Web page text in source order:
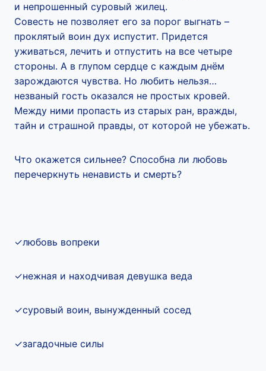
и непрошенный суровый жилец.
​​​​Совесть не позволяет его за порог выгнать –
проклятый воин дух испустит. Придется
уживаться, лечить и отпустить на все четыре
стороны. А в глупом сердце с каждым днём
зарождаются чувства. Но любить нельзя…
незваный гость оказался не простых кровей.
Между ними пропасть из старых ран, вражды,
тайн и страшной правды, от которой не убежать.
Что окажется сильнее? Способна ли любовь
перечеркнуть ненависть и смерть?
✓любовь вопреки
✓нежная и находчивая девушка веда
✓суровый воин, вынужденный сосед
✓загадочные силы